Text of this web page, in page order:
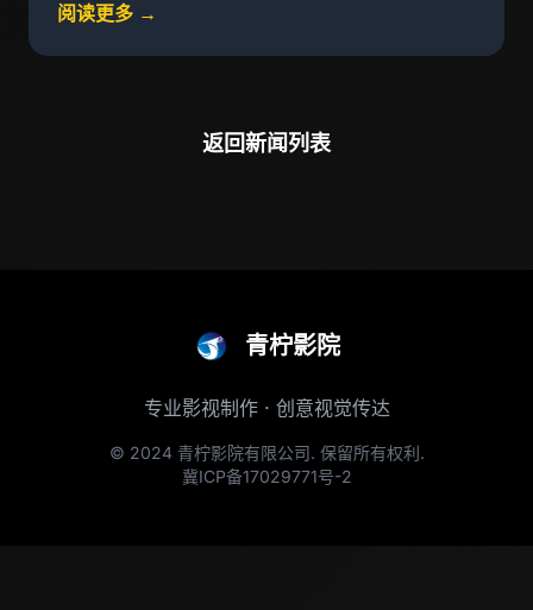
阅读更多 →
返回新闻列表
青柠影院
专业影视制作 · 创意视觉传达
© 2024 青柠影院有限公司. 保留所有权利.
冀ICP备17029771号-2